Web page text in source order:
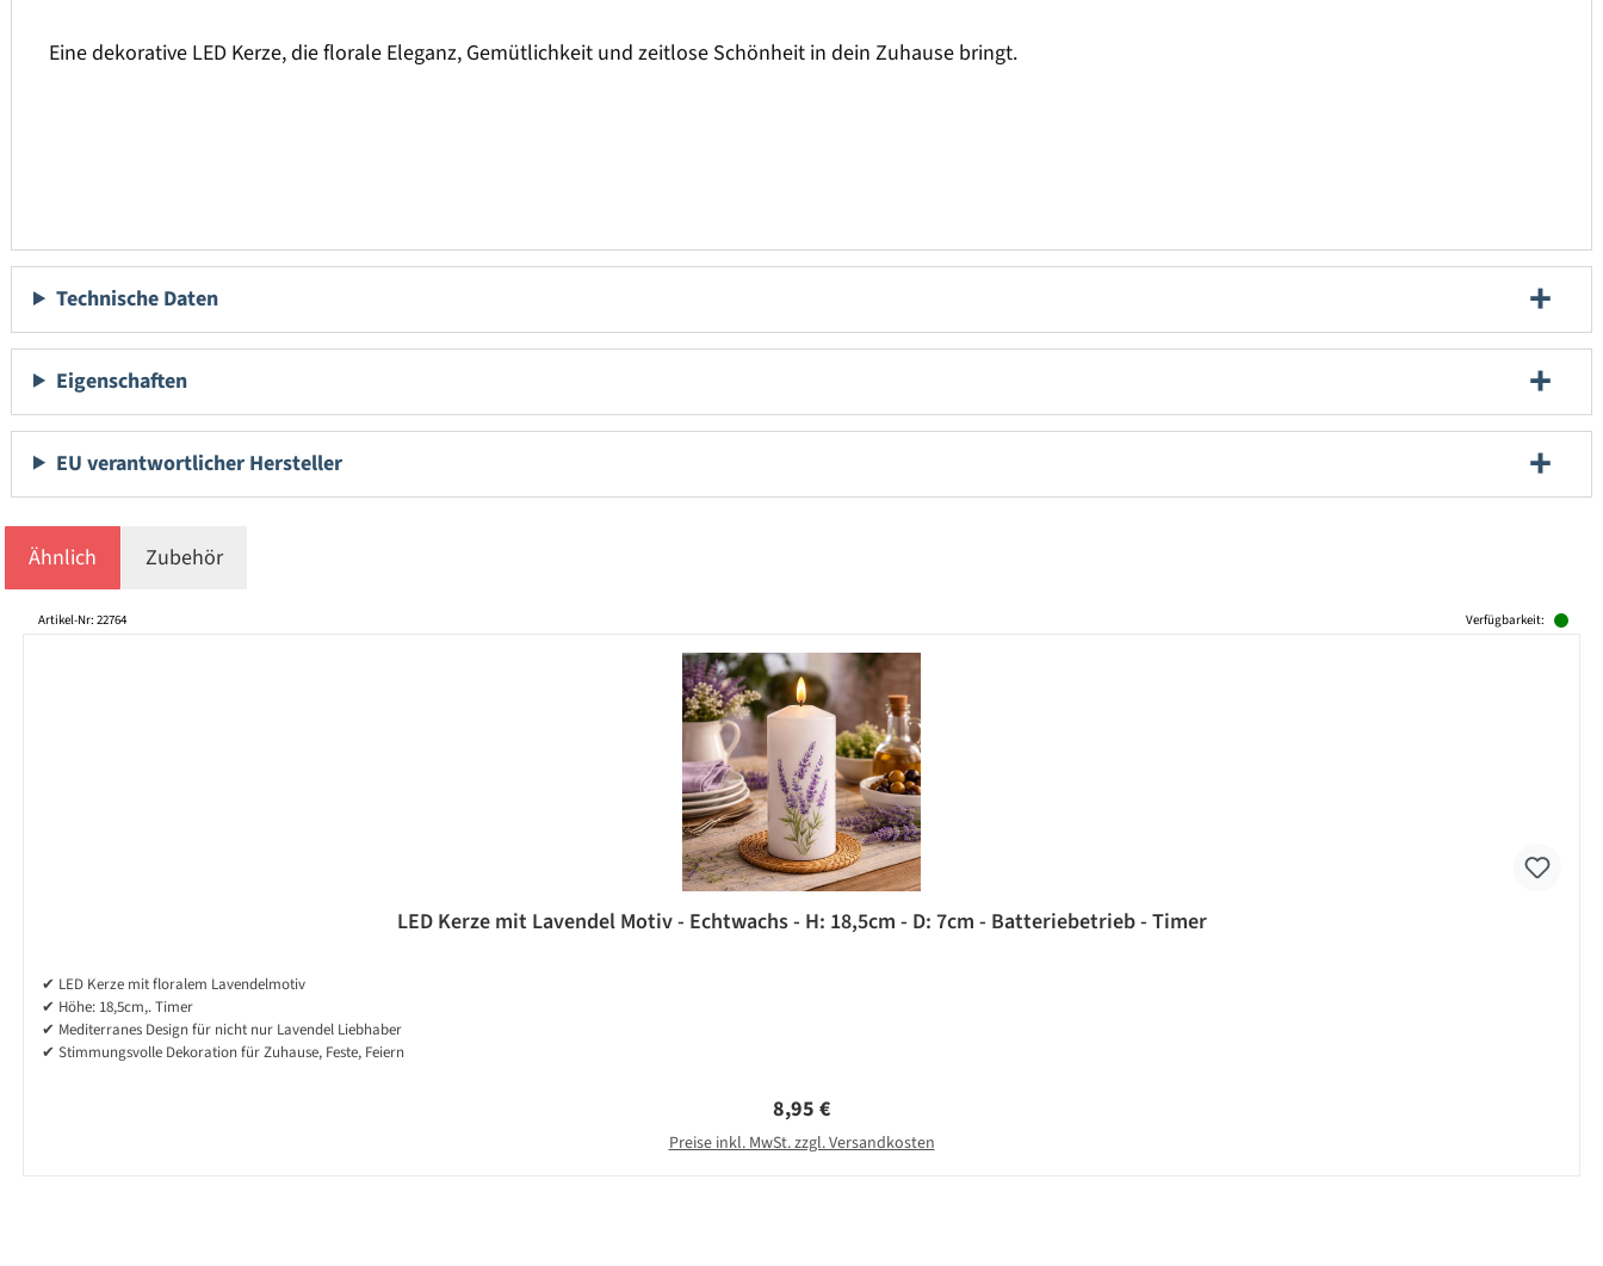
Eine dekorative LED Kerze, die florale Eleganz, Gemütlichkeit und zeitlose Schönheit in dein Zuhause bringt.
Technische Daten
Eigenschaften
EU verantwortlicher Hersteller
Ähnlich Zubehör
Produktgalerie überspringen
Artikel-Nr: 22764 Verfügbarkeit:
LED Kerze mit Lavendel Motiv - Echtwachs - H: 18,5cm - D: 7cm - Batteriebetrieb - Timer
✔ LED Kerze mit floralem Lavendelmotiv
✔ Höhe: 18,5cm,. Timer
✔ Mediterranes Design für nicht nur Lavendel Liebhaber
✔ Stimmungsvolle Dekoration für Zuhause, Feste, Feiern
Regulärer Preis:
8,95 €
Preise inkl. MwSt. zzgl. Versandkosten